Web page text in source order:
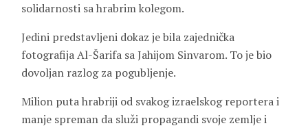
solidarnosti sa hrabrim kolegom.
Jedini predstavljeni dokaz je bila zajednička
fotografija Al-Šarifa sa Jahijom Sinvarom. To je bio
dovoljan razlog za pogubljenje.
Milion puta hrabriji od svakog izraelskog reportera i
manje spreman da služi propagandi svoje zemlje i